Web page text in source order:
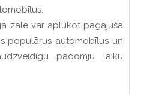
zālē var aplūkot pagājušā
populārus automobīļus un
padomju laiku